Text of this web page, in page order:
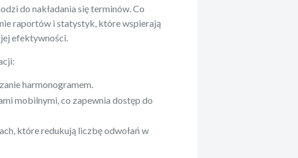
do nakładania się terminów. Co
raportów i statystyk, które wspierają
efektywności.
harmonogramem.
mobilnymi, co zapewnia dostęp do
które redukują liczbę odwołań w